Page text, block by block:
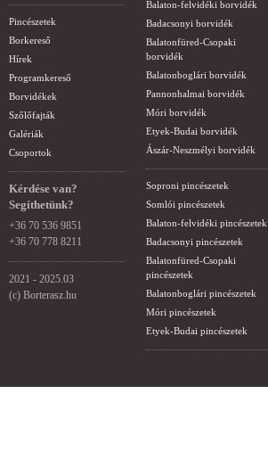
Pincészetek
Borkereső
Hírek
Programkereső
Borvidékek
Szőlőfajták
Galériák
Csoportok
Kérdése van?
Segíthetünk?
+36 70 536 9851
+36 70 778 8211
2021 - 2025.03
(c) Borterasz.hu
Balaton-felvidéki borvidék
Badacsonyi borvidék
Balatonfüred-Csopaki
borvidék
Balatonboglári borvidék
Pannonhalmai borvidék
Móri borvidék
Etyek-Budai borvidék
Ászár-Neszmélyi borvidék
Soproni pincészetek
Somlói pincészetek
Balaton-felvidéki pincészetek
Badacsonyi pincészetek
Balatonfüred-Csopaki
pincészetek
Balatonboglári pincészetek
Móri pincészetek
Etyek-Budai pincészetek